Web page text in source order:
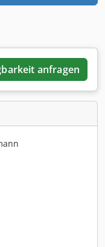
anfragen